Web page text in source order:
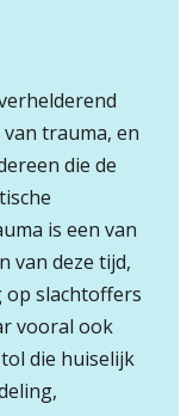
trauma, en
die de
is een van
van deze tijd,
op slachtoffers
vooral ook
die huiselijk